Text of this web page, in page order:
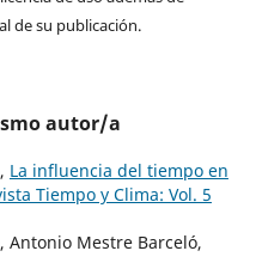
de su publicación.
autor/a
La influencia del tiempo en
Tiempo y Clima: Vol. 5
Antonio Mestre Barceló,